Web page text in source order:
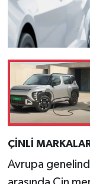
ÇİNLİ
Avrupa